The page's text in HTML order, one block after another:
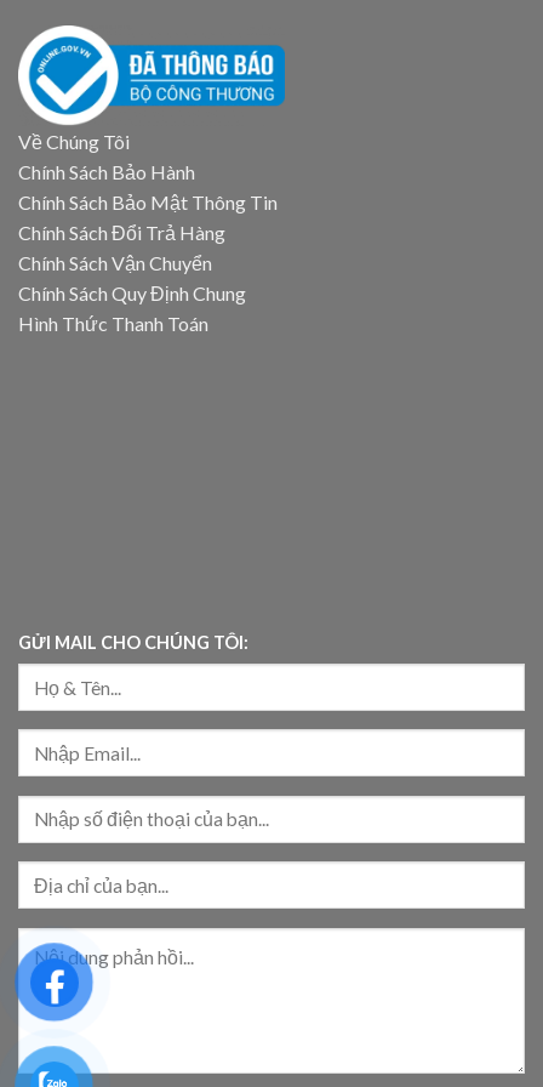
Về Chúng Tôi
Chính Sách Bảo Hành
Chính Sách Bảo Mật Thông Tin
Chính Sách Đổi Trả Hàng
Chính Sách Vận Chuyển
Chính Sách Quy Định Chung
Hình Thức Thanh Toán
GỬI MAIL CHO CHÚNG TÔI: